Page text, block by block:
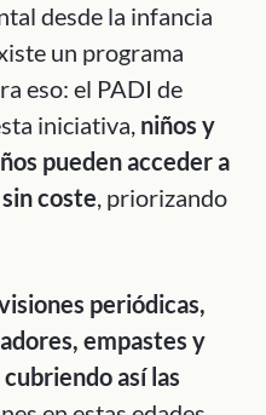
desde la infancia
un programa
eso: el PADI de
iniciativa, niños y
pueden acceder a
coste, priorizando
periódicas,
empastes y
así las